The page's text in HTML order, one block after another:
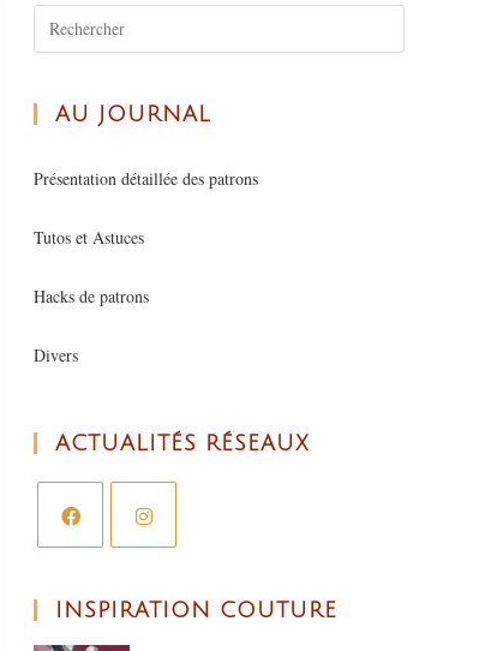
AU JOURNAL
Présentation détaillée des patrons
Tutos et Astuces
Hacks de patrons
Divers
ACTUALITÉS RÉSEAUX
INSPIRATION COUTURE